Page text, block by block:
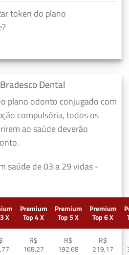
token do plano
Dental
plano odonto conjugado com
compulsória, todos os
ao saúde deverão
saúde de 03 a 29 vidas -
X
Premium
Top 4 X
Premium
Top 5 X
Premium
Top 6 X
R$
168,27
R$
192,68
R$
219,17